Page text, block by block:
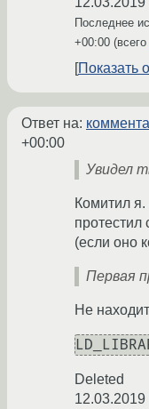
Последнее
+00:00 (всего
Показать
Ответ на:
+00:00
Увидел
Комитил
протестил
(если оно
Первая
Не
Deleted